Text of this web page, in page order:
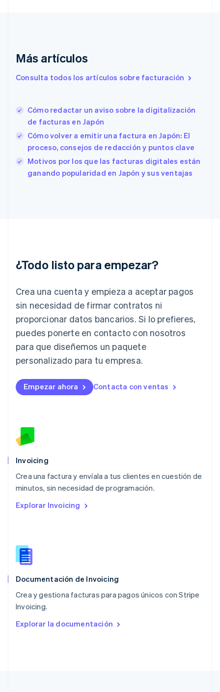
Más artículos
Consulta todos los artículos sobre facturación
Cómo redactar un aviso sobre la digitalización
de facturas en Japón
Cómo volver a emitir una factura en Japón: El
proceso, consejos de redacción y puntos clave
Motivos por los que las facturas digitales están
ganando popularidad en Japón y sus ventajas
¿Todo listo para empezar?
Crea una cuenta y empieza a aceptar pagos
sin necesidad de firmar contratos ni
proporcionar datos bancarios. Si lo prefieres,
puedes ponerte en contacto con nosotros
para que diseñemos un paquete
personalizado para tu empresa.
Empezar ahora Contacta con ventas
Invoicing
Crea una factura y envíala a tus clientes en cuestión de
minutos, sin necesidad de programación.
Explorar Invoicing
Documentación de Invoicing
Crea y gestiona facturas para pagos únicos con Stripe
Invoicing.
Explorar la documentación
Eslovenia
España
English Español简体中文
Estonia
Finlandia
EnglishSvenska
Francia
English
Gibraltar
English
Italiano English
日本語English
Letonia
English
Liechtenstein
Deutsch English
Lituania
Luxemburgo
FrançaisDeutschEnglish
Malasia
English
México
Noruega
English
Nueva Zelandia
English
NederlandsEnglish
Português
RAE de Hong Kong, China
Reino Unido
República Checa
English
English